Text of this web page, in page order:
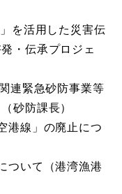
を活用した災害伝
・伝承プロジェ
連緊急砂防事業等
砂防課長）
線」の廃止につ
ついて（港湾漁港